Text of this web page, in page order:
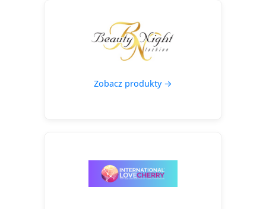
Zobacz produkty →